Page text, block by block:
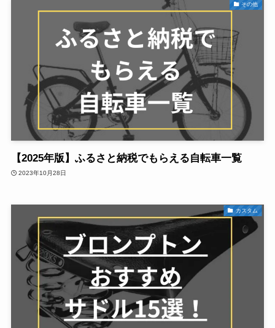
その他
【2025年版】ふるさと納税でもらえる自転車一覧
2023年10月28日
カスタム